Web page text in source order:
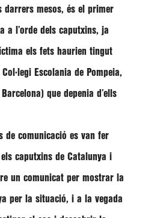
darrers mesos, és el primer
a l’orde dels caputxins, ja
els fets haurien tingut
Escolania de Pompeia,
que depenia d’ells
de comunicació es van fer
caputxins de Catalunya i
un comunicat per mostrar la
per la situació, i a la vegada